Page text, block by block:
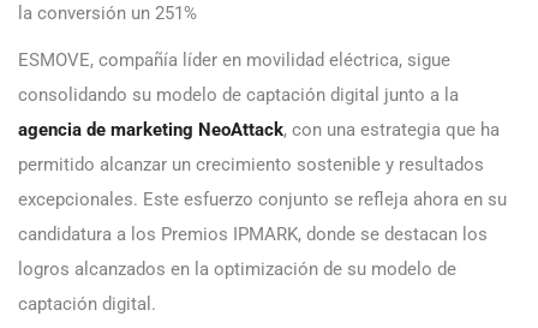
la conversión un 251%
ESMOVE, compañía líder en movilidad eléctrica, sigue
consolidando su modelo de captación digital junto a la
agencia de marketing NeoAttack, con una estrategia que ha
permitido alcanzar un crecimiento sostenible y resultados
excepcionales. Este esfuerzo conjunto se refleja ahora en su
candidatura a los Premios IPMARK, donde se destacan los
logros alcanzados en la optimización de su modelo de
captación digital.